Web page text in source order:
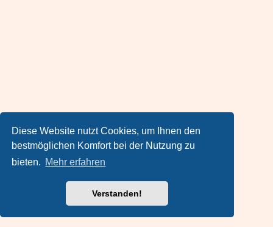
Diese Website nutzt Cookies, um Ihnen den
bestmöglichen Komfort bei der Nutzung zu
bieten. Mehr erfahren
Verstanden!